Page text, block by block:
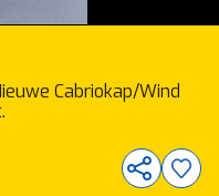
Cabriokap/Wind